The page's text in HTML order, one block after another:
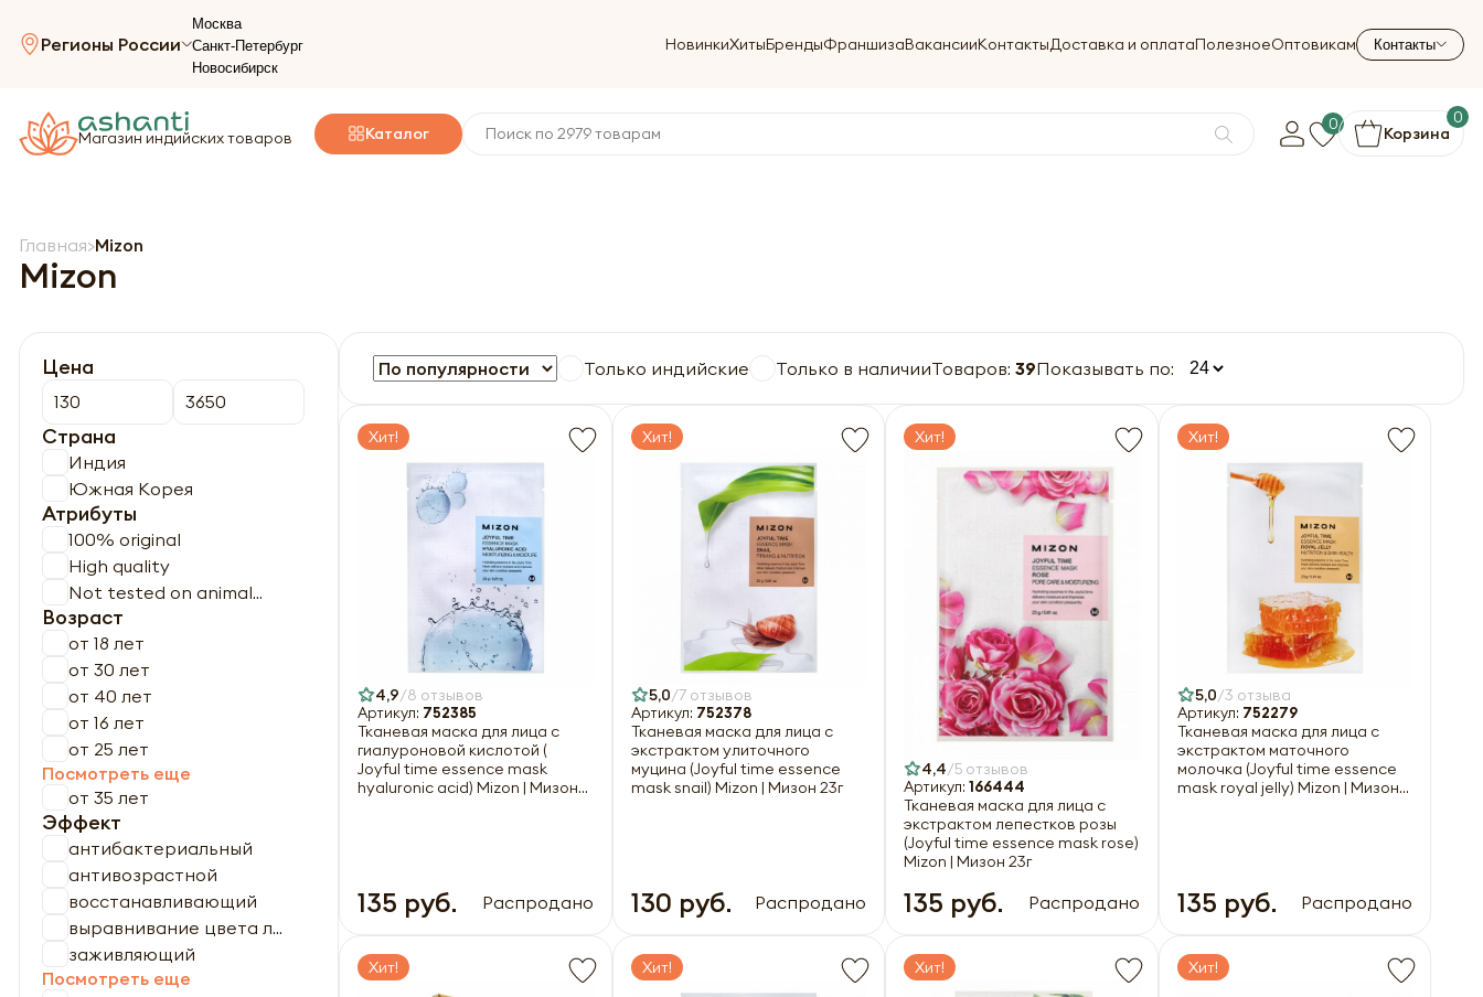
Регионы России
Москва
Санкт-Петербург
Новосибирск
НовинкиХитыБрендыФраншизаВакансииКонтактыДоставка и оплатаПолезноеОптовикам Контакты
Магазин индийских товаров Каталог 0 Корзина
0
Главная Mizon
Mizon
Цена
Страна
Индия
Южная Корея
Атрибуты
100% original
High quality
Not tested on animal...
Возраст
от 18 лет
от 30 лет
от 40 лет
от 16 лет
от 25 лет
Посмотреть еще
от 35 лет
Эффект
антибактериальный
антивозрастной
восстанавливающий
выравнивание цвета л...
заживляющий
Посмотреть еще
Только индийские Только в наличииТоваров: 39Показывать по:
Хит!
4,9 8 отзывов
Артикул: 752385
Тканевая маска для лица с
гиалуроновой кислотой (
Joyful time essence mask
hyaluronic acid) Mizon | Мизон
135 руб. Распродано
Хит!
5,0 7 отзывов
Артикул: 752378
Тканевая маска для лица с
экстрактом улиточного
муцина (Joyful time essence
mask snail) Mizon | Мизон 23г
130 руб. Распродано
Хит!
4,4 5 отзывов
Артикул: 166444
Тканевая маска для лица с
экстрактом лепестков розы
(Joyful time essence mask rose)
Mizon | Мизон 23г
135 руб. Распродано
Хит!
5,0 3 отзыва
Артикул: 752279
Тканевая маска для лица с
экстрактом маточного
молочка (Joyful time essence
mask royal jelly) Mizon | Мизон
135 руб. Распродано
Хит! Хит! Хит! Хит!